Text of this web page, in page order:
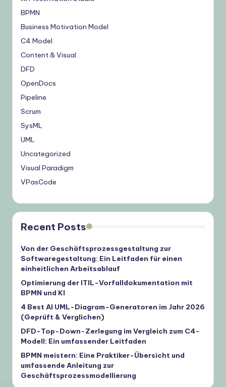
BPMN
Business Motivation Model
C4 Model
Content & Visual
DFD
OpenDocs
Pipeline
Scrum
SysML
UML
Uncategorized
Visual Paradigm
VPasCode
Recent Posts
Von der Geschäftsprozessgestaltung zur
Softwaregestaltung: Ein Leitfaden für einen
einheitlichen Arbeitsablauf
Optimierung der ITIL-Vorfalldokumentation mit
BPMN und KI
4 Best AI UML-Diagram-Generatoren im Jahr 2026
(Geprüft & Verglichen)
DFD-Top-Down-Zerlegung im Vergleich zum C4-
Modell: Ein umfassender Leitfaden
BPMN meistern: Eine Praktiker-Übersicht und
umfassende Anleitung zur
Geschäftsprozessmodellierung